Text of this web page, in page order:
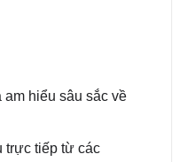
hiểu sâu sắc về
trực tiếp từ các